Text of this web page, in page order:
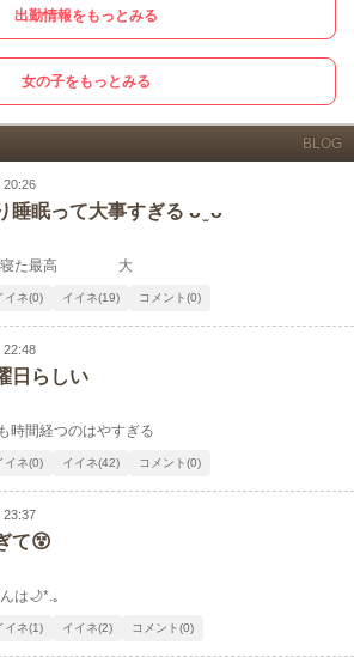
出勤情報をもっとみる
女の子をもっとみる
BLOG
20:26
睡眠って大事すぎる ᴗ ̫ ᴗ
た最高 大
イネ(0) イイネ(19) コメント(0)
22:48
日らしい
間経つのはやすぎる
イネ(0) イイネ(42) コメント(0)
23:37
て😵
んは🌙*.｡
イネ(1) イイネ(2) コメント(0)